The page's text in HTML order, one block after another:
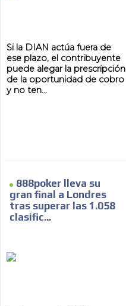
Si la DIAN actúa fuera de
ese plazo, el contribuyente
puede alegar la prescripción
de la oportunidad de cobro
y no ten...
888poker lleva su
gran final a Londres
tras superar las 1.058
clasific...